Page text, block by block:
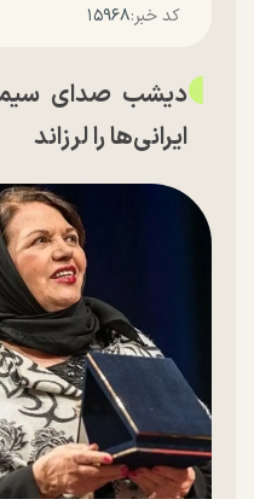
کد خبر:۱۵۹۶۸
دیشب صدای
ایرانی‌ها را لرزاند